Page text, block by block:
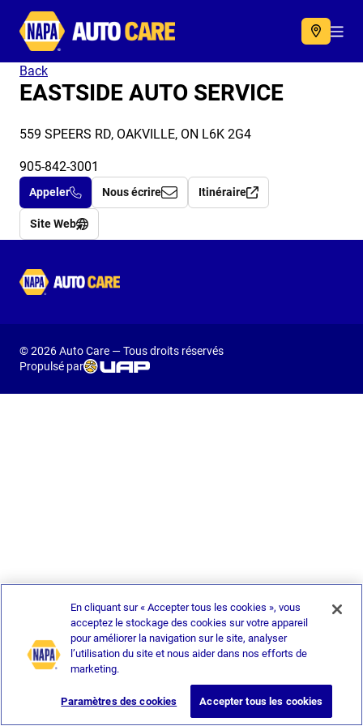
Autocare
Back
EASTSIDE AUTO SERVICE
559 SPEERS RD, OAKVILLE, ON L6K 2G4
905-842-3001
Appeler Nous écrire Itinéraire
Site Web
Autocare
© 2026 Auto Care — Tous droits réservés
Propulsé par
En cliquant sur « Accepter tous les cookies », vous
acceptez le stockage des cookies sur votre appareil
pour améliorer la navigation sur le site, analyser
l’utilisation du site et nous aider dans nos efforts de
marketing.
Paramètres des cookies Accepter tous les cookies